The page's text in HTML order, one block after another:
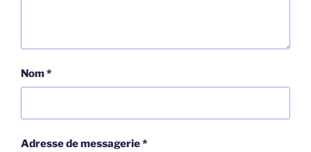
Nom*
Adresse de messagerie*